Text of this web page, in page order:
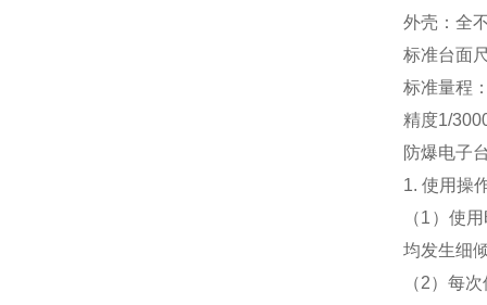
外壳：全
标准台面
标准量程
精度1/
防爆电子
1. 使用操
（1）使
均发生细
（2）每